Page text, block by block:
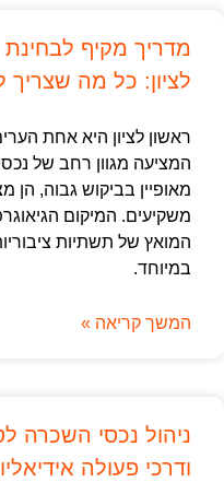
מדריך מקיף לבחינת
לציון: כל מה שצריך
ראשון לציון היא אחת
המציעה מגוון רחב של
מאופיין בביקוש גבוה, הן
משקיעים. המיקום
המואץ של תשתיות
במיוחד.
המשך קריאה »
ניהול נכסי השכרה
ודרכי פעולה